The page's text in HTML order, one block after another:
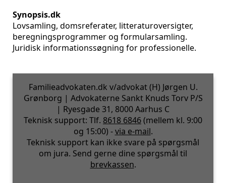
Synopsis.dk
Lovsamling, domsreferater, litteraturoversigter,
beregningsprogrammer og formularsamling.
Juridisk informationssøgning for professionelle.
Familieadvokaten.dk v/advokat (H) Jørgen U.
Grønborg | Advokaterne Sankt Knuds Torv P/S
| Ryesgade 31, 8000 Aarhus C
Teknisk support: Tlf. 8618 6846(mellem kl. 9:00
og 15:00) -via e-mail.
Teknisk support kan ikke svare på spørgsmål
om jura. Send gerne dine spørgsmål til
brevkassen.